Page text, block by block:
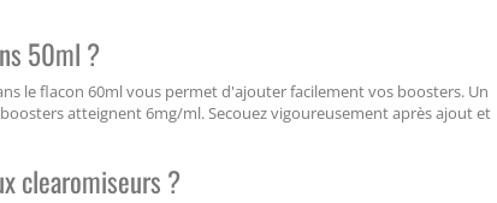
50ml ?
le flacon 60ml vous permet d'ajouter facilement vos boosters. Un
atteignent 6mg/ml. Secouez vigoureusement après ajout et
clearomiseurs ?